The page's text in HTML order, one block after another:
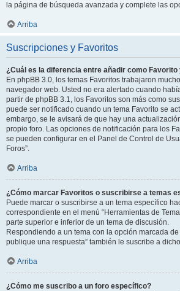
la página de búsqueda avanzada y complete las
Arriba
Suscripciones y Favoritos
¿Cuál es la diferencia entre añadir como
En phpBB 3.0, los temas Favoritos trabajaron
navegador web. Usted no era alertado cuando
partir de phpBB 3.1, los Favoritos son más como
puede ser notificado cuando un tema Favorito se
embargo, se le avisará de que hay una
propio foro. Las opciones de notificación para los
se pueden configurar en el Panel de Control de
Foros”.
Arriba
¿Cómo marcar Favoritos o suscribirse a temas
Puede marcar o suscribirse a un tema específico
correspondiente en el menú “Herramientas de
parte superior e inferior de un tema de discusión.
Respondiendo a un tema con la opción marcada
publique una respuesta” también le suscribe a
Arriba
¿Cómo me suscribo a un foro específico?